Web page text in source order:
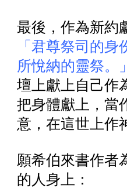
最後，作為新約
「君尊祭司的身
所悅納的靈祭。
壇上獻上自己作
把身體獻上，當
意，在這世上作
願希伯來書作者
的人身上：